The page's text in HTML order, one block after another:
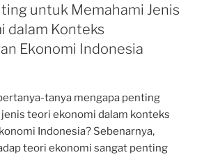
untuk Memahami Jenis
dalam Konteks
Ekonomi Indonesia
tanya mengapa penting
teori ekonomi dalam konteks
Indonesia? Sebenarnya,
teori ekonomi sangat penting